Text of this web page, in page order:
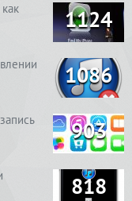
1124
1086
903
818